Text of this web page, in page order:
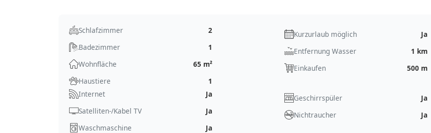
Schlafzimmer
2
Badezimmer
1
Wohnfläche
65 m²
Haustiere
1
Kurzurlaub möglich
Ja
Entfernung Wasser
1 km
Einkaufen
500 m
Internet
Ja
Satelliten-/Kabel TV
Ja
Waschmaschine
Ja
Geschirrspüler
Ja
Nichtraucher
Ja